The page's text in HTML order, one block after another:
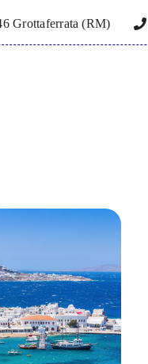
Grottaferrata (RM)